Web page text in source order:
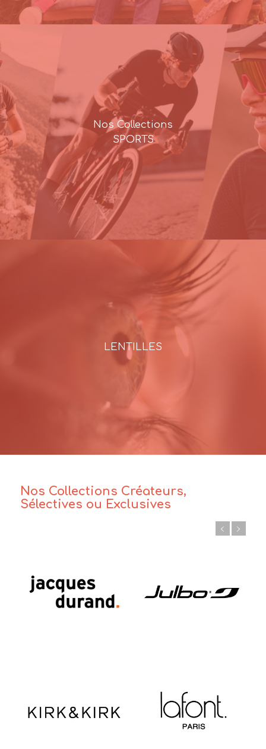
Nos Collections
SPORTS
LENTILLES
Nos Collections Créateurs,
Sélectives ou Exclusives